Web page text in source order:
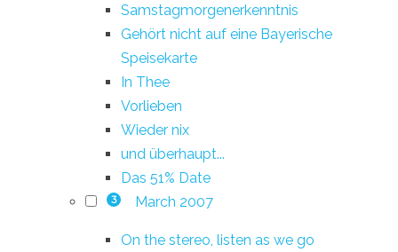
Samstagmorgenerkenntnis
Gehört nicht auf eine Bayerische
Speisekarte
In Thee
Vorlieben
Wieder nix
und überhaupt...
Das 51% Date
3 March 2007
On the stereo, listen as we go